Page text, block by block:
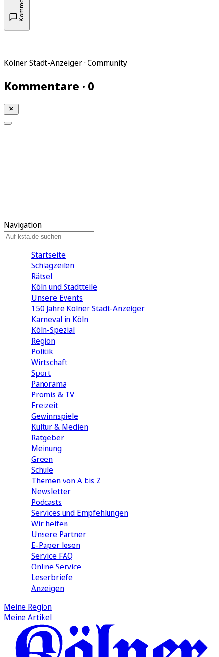
Kölner Stadt-Anzeiger · Community
Kommentare · 0
Navigation
Startseite
Schlagzeilen
Rätsel
Köln und Stadtteile
Unsere Events
150 Jahre Kölner Stadt-Anzeiger
Karneval in Köln
Köln-Spezial
Region
Politik
Wirtschaft
Sport
Panorama
Promis & TV
Freizeit
Gewinnspiele
Kultur & Medien
Ratgeber
Meinung
Green
Schule
Themen von A bis Z
Newsletter
Podcasts
Services und Empfehlungen
Wir helfen
Unsere Partner
E-Paper lesen
Service FAQ
Online Service
Leserbriefe
Anzeigen
Meine Region
Meine Artikel